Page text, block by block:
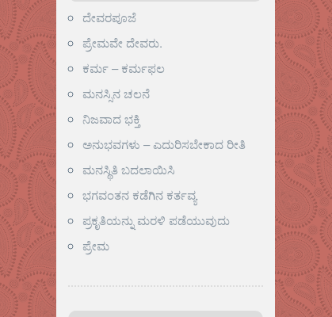
ದೇವರಪೂಜೆ
ಪ್ರೇಮವೇ ದೇವರು.
ಕರ್ಮ – ಕರ್ಮಫಲ
ಮನಸ್ಸಿನ ಚಲನೆ
ನಿಜವಾದ ಭಕ್ತಿ
ಅನುಭವಗಳು – ಎದುರಿಸಬೇಕಾದ ರೀತಿ
ಮನಸ್ಥಿತಿ ಬದಲಾಯಿಸಿ
ಭಗವಂತನ ಕಡೆಗಿನ ಕರ್ತವ್ಯ
ಪ್ರಕೃತಿಯನ್ನು ಮರಳಿ ಪಡೆಯುವುದು
ಪ್ರೇಮ